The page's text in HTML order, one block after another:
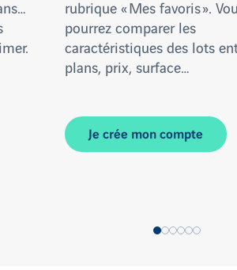
rubrique « Mes favoris ».
pourrez comparer les
caractéristiques des lots
plans, prix, surface…
Je crée mon compte